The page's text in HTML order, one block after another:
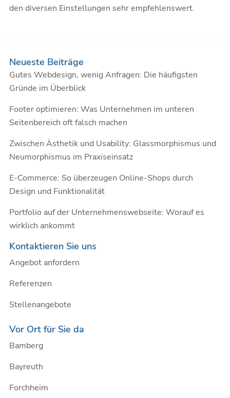
Neueste Beiträge
Gutes Webdesign, wenig Anfragen: Die häufigsten
Gründe im Überblick
Footer optimieren: Was Unternehmen im unteren
Seitenbereich oft falsch machen
Zwischen Ästhetik und Usability: Glassmorphismus und
Neumorphismus im Praxiseinsatz
E-Commerce: So überzeugen Online-Shops durch
Design und Funktionalität
Portfolio auf der Unternehmenswebseite: Worauf es
wirklich ankommt
Kontaktieren Sie uns
Angebot anfordern
Referenzen
Stellenangebote
Vor Ort für Sie da
Bamberg
Bayreuth
Forchheim
den diversen Einstellungen sehr empfehlenswert.